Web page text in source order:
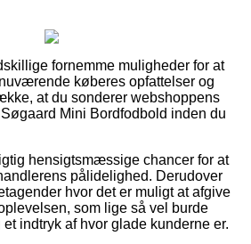
fornemme muligheder for at
køberes opfattelser og
at du sonderer webshoppens
Mini Bordfodbold inden du
hensigtsmæssige chancer for at
pålidelighed. Derudover
hvor det er muligt at afgive
som lige så vel burde
indtryk af hvor glade kunderne er.